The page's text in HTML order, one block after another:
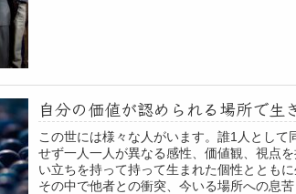
自分の価値が認められる場所で生
この世には様々な人がいます。誰1人として
せず一人一人が異なる感性、価値観、視点
い立ちを持って持って生まれた個性とともに
その中で他者との衝突、今いる場所への息苦